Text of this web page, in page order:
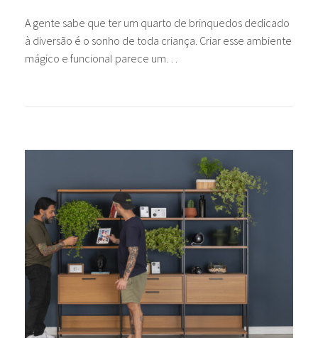
A gente sabe que ter um quarto de brinquedos dedicado
à diversão é o sonho de toda criança. Criar esse ambiente
mágico e funcional parece um…